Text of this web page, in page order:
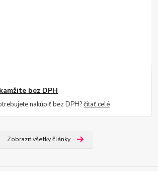
bez DPH
nakúpiť bez DPH?čítať celé
Zobraziť všetky články